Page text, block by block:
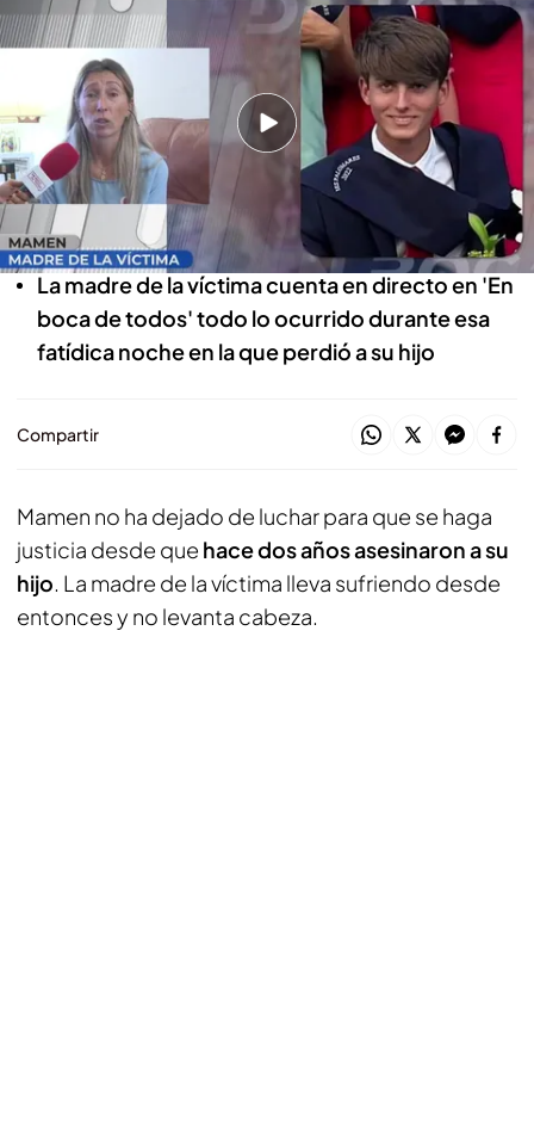
En boca de todos
12 ABR 2024 - 14:07h.
Jesús falleció hace dos años a causa de una
brutal agresión en el portal de su casa
El juicio dará comienzo el próximo 26 de abril
La madre de la víctima cuenta en directo en 'En
boca de todos' todo lo ocurrido durante esa
fatídica noche en la que perdió a su hijo
Compartir
Mamen no ha dejado de luchar para que se haga
justicia desde que hace dos años asesinaron a su
hijo. La madre de la víctima lleva sufriendo desde
entonces y no levanta cabeza.